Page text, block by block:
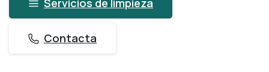
Servicios de limpieza
Contacta